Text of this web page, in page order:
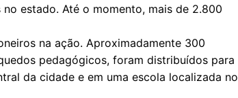
estado. Até o momento, mais de 2.800
na ação. Aproximadamente 300
pedagógicos, foram distribuídos para
da cidade e em uma escola localizada no